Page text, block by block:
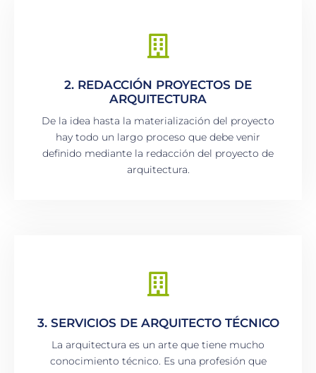
2. REDACCIÓN PROYECTOS DE
ARQUITECTURA
De la idea hasta la materialización del proyecto
hay todo un largo proceso que debe venir
definido mediante la redacción del proyecto de
arquitectura.
3. SERVICIOS DE ARQUITECTO TÉCNICO
La arquitectura es un arte que tiene mucho
conocimiento técnico. Es una profesión que